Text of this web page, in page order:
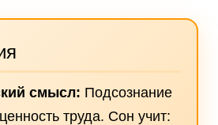
смысл: Подсознание
труда. Сон учит: